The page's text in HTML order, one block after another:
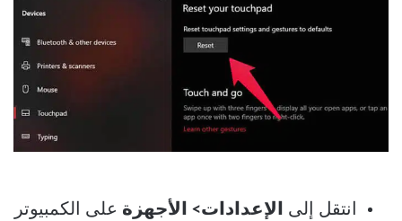
انتقل إلى الإعدادات> الأجهزة على الكمبيوتر